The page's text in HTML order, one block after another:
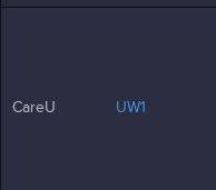
CareU UW1